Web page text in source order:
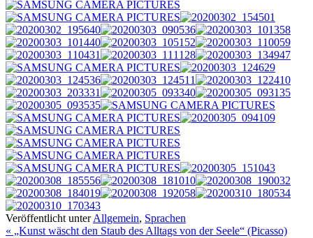
Veröffentlicht unterAllgemein, Sprachen
« „Kunst wäscht den Staub des Alltags von der Seele“ (Picasso)